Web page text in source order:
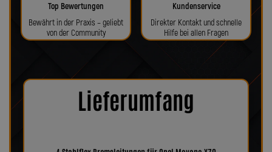
Top Bewertungen
Bewährt in der Praxis – geliebt
von der Community
Kundenservice
Direkter Kontakt und schnelle
Hilfe bei allen Fragen
Lieferumfang